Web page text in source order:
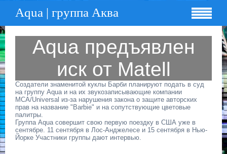
Aqua | группа Аква
Aqua предъявлен
иск от Matell
Создатели знаменитой куклы Барби планируют подать в суд
на группу Aqua и на их звукозаписывающие компании
MCA/Universal из-за нарушения закона о защите авторских
прав на название "Barbie" и на сопутствующие цветовые
палитры.
Группа Aqua совершит свою первую поездку в США уже в
сентябре. 11 сентября в Лос-Анджелесе и 15 сентября в Нью-
Йорке Участники группы дают интервью.